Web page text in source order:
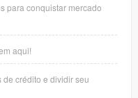
para conquistar mercado
aqui!
de crédito e dividir seu